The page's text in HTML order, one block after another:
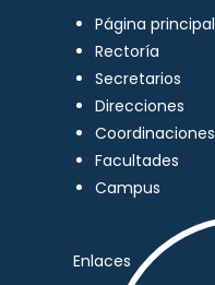
Página principal
Rectoría
Secretarios
Direcciones
Coordinaciones
Facultades
Campus
Enlaces